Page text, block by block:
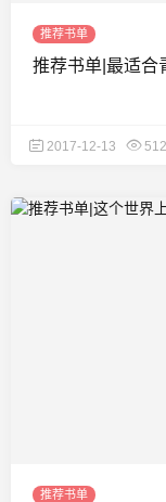
推荐书单
推荐书单|最适合
2017-12-13
推荐书单